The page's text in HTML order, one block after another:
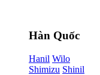
Hàn Quốc
Hanil Wilo
Shimizu Shinil